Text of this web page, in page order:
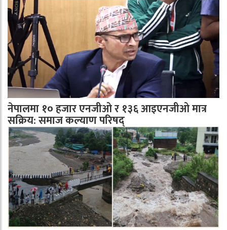
नेपालमा १० हजार एनजीओ र १३६ आइएनजीओ मात्र
सक्रिय: समाज कल्याण परिषद्